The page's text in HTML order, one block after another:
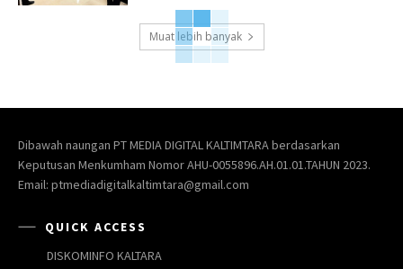
Muat lebih banyak
Dibawah naungan PT MEDIA DIGITAL KALTIMTARA berdasarkan
Keputusan Menkumham Nomor AHU-0055896.AH.01.01.TAHUN 2023.
Email: ptmediadigitalkaltimtara@gmail.com
QUICK ACCESS
DISKOMINFO KALTARA